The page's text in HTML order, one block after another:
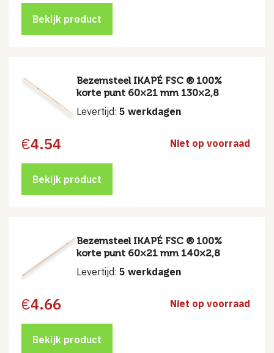
was:
€5.63.
is:
€5.00.
Bekijk product
Bezemsteel IKAPÉ FSC ® 100%
korte punt 60×21 mm 130×2,8
Levertijd: 5 werkdagen
€4.54 Niet op voorraad
Bekijk product
Bezemsteel IKAPÉ FSC ® 100%
korte punt 60×21 mm 140×2,8
Levertijd: 5 werkdagen
€4.66 Niet op voorraad
Bekijk product